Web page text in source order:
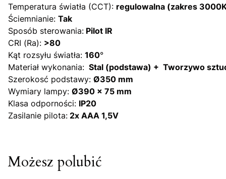
Temperatura światła (CCT): regulowalna (zakres
Ściemnianie: Tak
Sposób sterowania: Pilot IR
CRI (Ra): >80
Kąt rozsyłu światła: 160°
Materiał wykonania: Stal (podstawa) + Tworzywo
Szerokosć podstawy: Ø350 mm
Wymiary lampy: Ø390 x 75 mm
Klasa odporności: IP20
Zasilanie pilota: 2x AAA 1,5V
Możesz polubić